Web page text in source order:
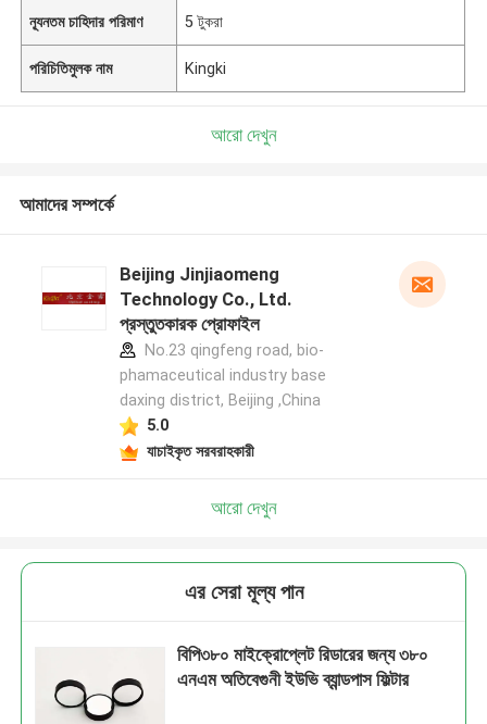
ন্যূনতম চাহিদার পরিমাণ 5 টুকরা
পরিচিতিমুলক নাম Kingki
আরো দেখুন
আমাদের সম্পর্কে
Beijing Jinjiaomeng
Technology Co., Ltd.
প্রস্তুতকারক প্রোফাইল
No.23 qingfeng road, bio-
phamaceutical industry base
daxing district, Beijing ,China
5.0
যাচাইকৃত সরবরাহকারী
আরো দেখুন
এর সেরা মূল্য পান
বিপি৩৮০ মাইক্রোপ্লেট রিডারের জন্য ৩৮০
এনএম অতিবেগুনী ইউভি ব্যান্ডপাস ফিল্টার